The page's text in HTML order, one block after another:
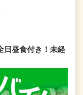
日昼食付き！未経